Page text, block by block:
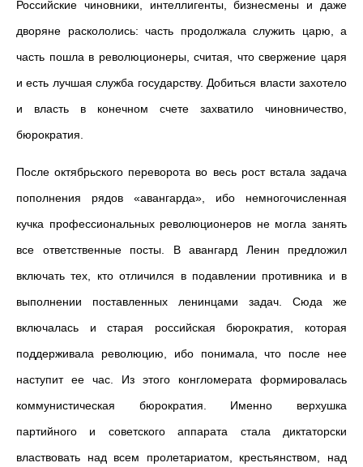
Российские чиновники, интеллигенты, бизнесмены и даже
дворяне раскололись: часть продолжала служить царю, а
часть пошла в революционеры, считая, что свержение царя
и есть лучшая служба государству. Добиться власти захотело
и власть в конечном счете захватило чиновничество,
бюрократия.
После октябрьского переворота во весь рост встала задача
пополнения рядов «авангарда», ибо немногочисленная
кучка профессиональных революционеров не могла занять
все ответственные посты. В авангард Ленин предложил
включать тех, кто отличился в подавлении противника и в
выполнении поставленных ленинцами задач. Сюда же
включалась и старая российская бюрократия, которая
поддерживала революцию, ибо понимала, что после нее
наступит ее час. Из этого конгломерата формировалась
коммунистическая бюрократия. Именно верхушка
партийного и советского аппарата стала диктаторски
властвовать над всем пролетариатом, крестьянством, над